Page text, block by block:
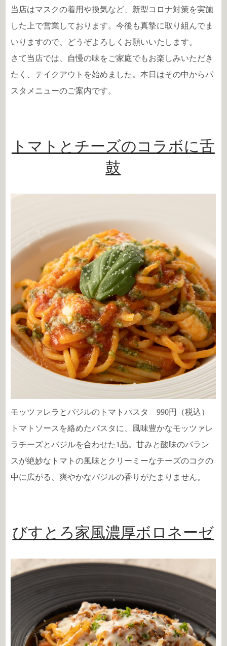
当店はマスクの着用や換気など、新型コロナ対策を実施
した上で営業しております。今後も真摯に取り組んでま
いりますので、どうぞよろしくお願いいたします。
さて当店では、自慢の味をご家庭でもお楽しみいただき
たく、テイクアウトを始めました。本日はその中からパ
スタメニューのご案内です。
トマトとチーズのコラボに舌
鼓
モッツァレラとバジルのトマトパスタ 990円（税込）
トマトソースを絡めたパスタに、風味豊かなモッツァレ
ラチーズとバジルを合わせた1品。甘みと酸味のバラン
スが絶妙なトマトの風味とクリーミーなチーズのコクの
中に広がる、爽やかなバジルの香りがたまりません。
びすとろ家風濃厚ボロネーゼ